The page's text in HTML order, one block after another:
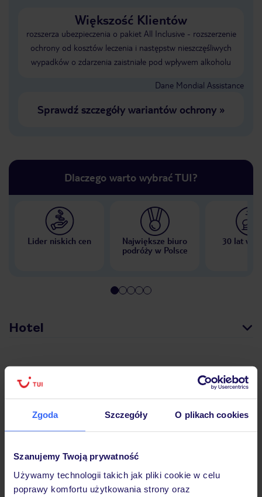
Zgoda Szczegóły O plikach cookies
Szanujemy Twoją prywatność
Używamy technologii takich jak pliki cookie w celu
poprawy komfortu użytkowania strony oraz
Większość Klientów
rozszerza ubezpieczenia o pakiet All Inclusive - rozszerzenie
ochrony od kosztów leczenia i następstw nieszczęśliwych
wypadków o zdarzenia zaistniałe pod wpływem alkoholu
Dane Mondial Assistance
Sprawdź szczegóły wariantów ochrony»
Dlaczego warto wybrać TUI?
Lider niskich cen
Największe biuro
podróży w Polsce
30 lat w
Hotel
Opinie
Pokoje
Wyżywienie